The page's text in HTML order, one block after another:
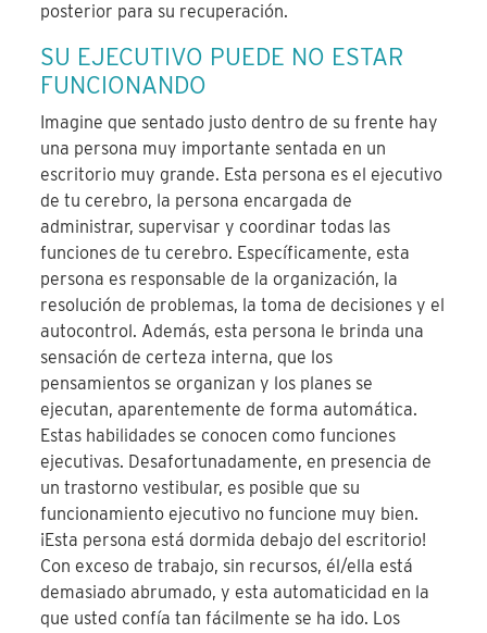
posterior para su recuperación.
SU EJECUTIVO PUEDE NO ESTAR
FUNCIONANDO
Imagine que sentado justo dentro de su frente hay
una persona muy importante sentada en un
escritorio muy grande. Esta persona es el ejecutivo
de tu cerebro, la persona encargada de
administrar, supervisar y coordinar todas las
funciones de tu cerebro. Específicamente, esta
persona es responsable de la organización, la
resolución de problemas, la toma de decisiones y el
autocontrol. Además, esta persona le brinda una
sensación de certeza interna, que los
pensamientos se organizan y los planes se
ejecutan, aparentemente de forma automática.
Estas habilidades se conocen como funciones
ejecutivas. Desafortunadamente, en presencia de
un trastorno vestibular, es posible que su
funcionamiento ejecutivo no funcione muy bien.
¡Esta persona está dormida debajo del escritorio!
Con exceso de trabajo, sin recursos, él/ella está
demasiado abrumado, y esta automaticidad en la
que usted confía tan fácilmente se ha ido. Los